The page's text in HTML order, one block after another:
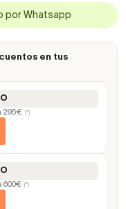
por Whatsapp
en tus
295€ (*)
600€ (*)